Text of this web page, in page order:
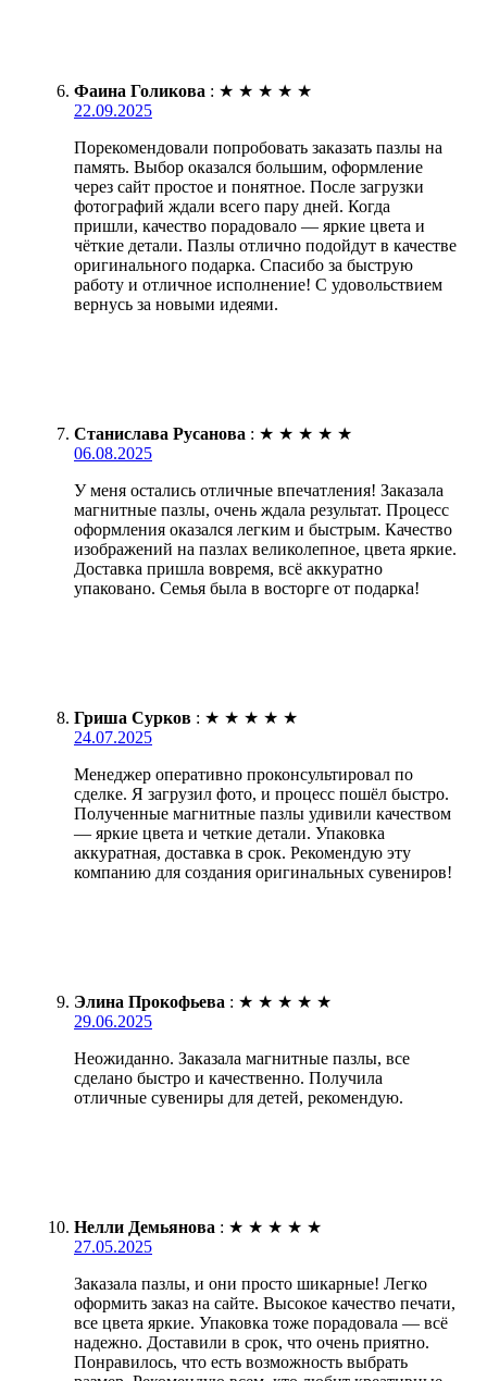
Фаина Голикова : ★ ★ ★ ★ ★
22.09.2025
Порекомендовали попробовать заказать пазлы на
память. Выбор оказался большим, оформление
через сайт простое и понятное. После загрузки
фотографий ждали всего пару дней. Когда
пришли, качество порадовало — яркие цвета и
чёткие детали. Пазлы отлично подойдут в качестве
оригинального подарка. Спасибо за быструю
работу и отличное исполнение! С удовольствием
вернусь за новыми идеями.
Станислава Русанова : ★ ★ ★ ★ ★
06.08.2025
У меня остались отличные впечатления! Заказала
магнитные пазлы, очень ждала результат. Процесс
оформления оказался легким и быстрым. Качество
изображений на пазлах великолепное, цвета яркие.
Доставка пришла вовремя, всё аккуратно
упаковано. Семья была в восторге от подарка!
Гриша Сурков : ★ ★ ★ ★ ★
24.07.2025
Менеджер оперативно проконсультировал по
сделке. Я загрузил фото, и процесс пошёл быстро.
Полученные магнитные пазлы удивили качеством
— яркие цвета и четкие детали. Упаковка
аккуратная, доставка в срок. Рекомендую эту
компанию для создания оригинальных сувениров!
Элина Прокофьева : ★ ★ ★ ★ ★
29.06.2025
Неожиданно. Заказала магнитные пазлы, все
сделано быстро и качественно. Получила
отличные сувениры для детей, рекомендую.
Нелли Демьянова : ★ ★ ★ ★ ★
27.05.2025
Заказала пазлы, и они просто шикарные! Легко
оформить заказ на сайте. Высокое качество печати,
все цвета яркие. Упаковка тоже порадовала — всё
надежно. Доставили в срок, что очень приятно.
Понравилось, что есть возможность выбрать